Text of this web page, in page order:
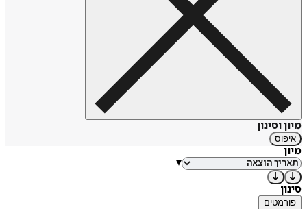
מיון וסינון
איפוס
מיון
▾
סינון
פורמטים